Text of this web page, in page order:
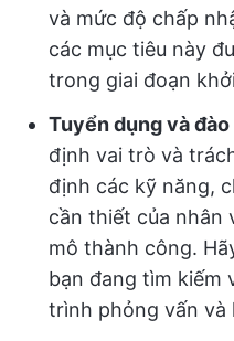
và mức độ chấp
các mục tiêu này
trong giai đoạn
Tuyển dụng và
định vai trò và
định các kỹ năng,
cần thiết của nhân
mô thành công.
bạn đang tìm kiếm
trình phỏng vấn và